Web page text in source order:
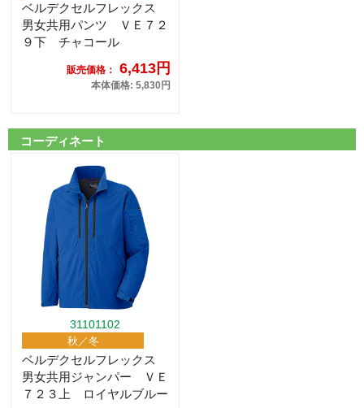
ベルデクセルフレックス
男女共用パンツ ＶＥ７２
９下 チャコール
販売価格： 6,413円
本体価格: 5,830円
コーディネート
31101102
秋／冬
ベルデクセルフレックス
男女共用ジャンパー ＶＥ
７２３上 ロイヤルブルー